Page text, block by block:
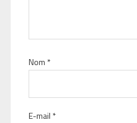
Nom *
E-mail *